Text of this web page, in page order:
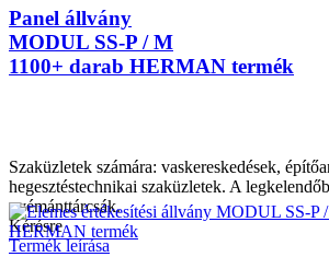
Panel állvány
MODUL SS-P / M
1100+ darab HERMAN termék
Szaküzletek számára: vaskereskedések,
hegesztéstechnikai szaküzletek. A
gyémánttárcsák.
Kérésre
Termék leírása